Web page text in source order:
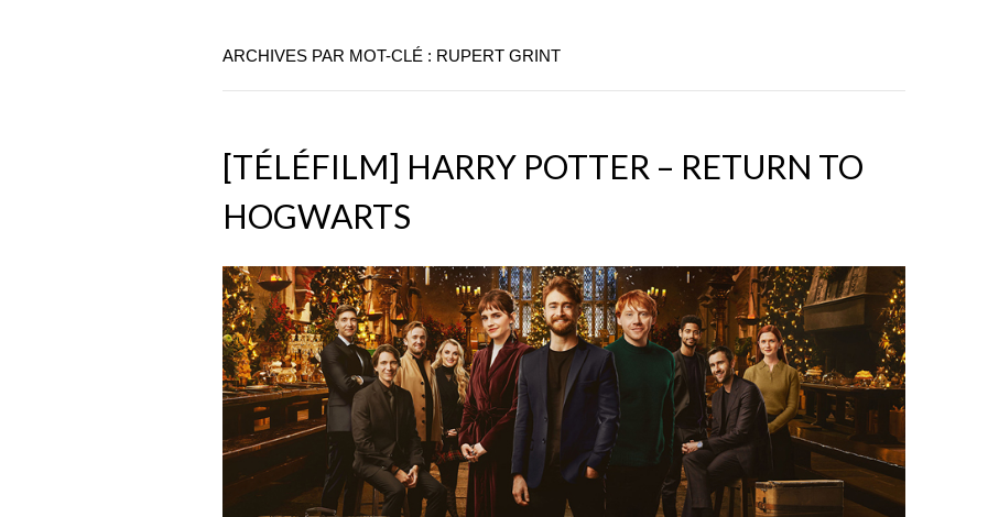
ARCHIVES PAR MOT-CLÉ : RUPERT GRINT
[TÉLÉFILM] HARRY POTTER – RETURN TO
HOGWARTS